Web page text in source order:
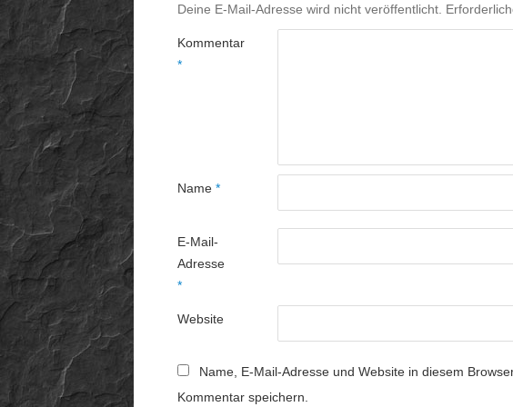
Deine E-Mail-Adresse wird nicht veröffentlicht.
Kommentar
*
Name *
E-Mail-
Adresse
*
Website
Name, E-Mail-Adresse und Website in diesem
Kommentar speichern.